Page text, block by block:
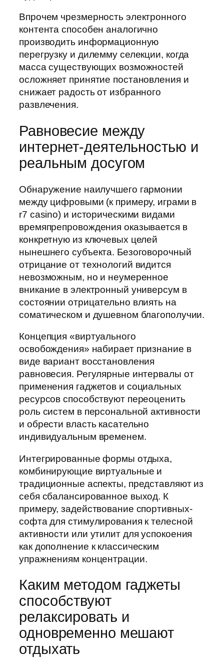
Впрочем чрезмерность электронного
контента способен аналогично
производить информационную
перегрузку и дилемму селекции, когда
масса существующих возможностей
осложняет принятие постановления и
снижает радость от избранного
развлечения.
Равновесие между
интернет-деятельностью и
реальным досугом
Обнаружение наилучшего гармонии
между цифровыми (к примеру, играми в
r7 casino) и историческими видами
времяпрепровождения оказывается в
конкретную из ключевых целей
нынешнего субъекта. Безоговорочный
отрицание от технологий видится
невозможным, но и неумеренное
вникание в электронный универсум в
состоянии отрицательно влиять на
соматическом и душевном благополучии.
Концепция «виртуального
освобождения» набирает признание в
виде вариант восстановления
равновесия. Регулярные интервалы от
применения гаджетов и социальных
ресурсов способствуют переоценить
роль систем в персональной активности
и обрести власть касательно
индивидуальным временем.
Интегрированные формы отдыха,
комбинирующие виртуальные и
традиционные аспекты, представляют из
себя сбалансированное выход. К
примеру, задействование спортивных-
софта для стимулирования к телесной
активности или утилит для успокоения
как дополнение к классическим
упражнениям концентрации.
Каким методом гаджеты
способствуют
релаксировать и
одновременно мешают
отдыхать